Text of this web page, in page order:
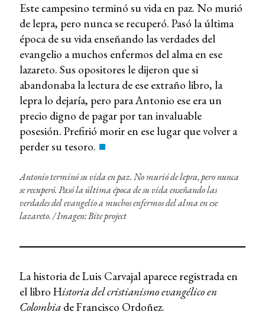
Este campesino terminó su vida en paz. No murió
de lepra, pero nunca se recuperó. Pasó la última
época de su vida enseñando las verdades del
evangelio a muchos enfermos del alma en ese
lazareto. Sus opositores le dijeron que si
abandonaba la lectura de ese extraño libro, la
lepra lo dejaría, pero para Antonio ese era un
precio digno de pagar por tan invaluable
posesión. Prefirió morir en ese lugar que volver a
perder su tesoro.
Antonio terminó su vida en paz. No murió de lepra, pero nunca
se recuperó. Pasó la última época de su vida enseñando las
verdades del evangelio a muchos enfermos del alma en ese
lazareto. /Imagen: Bite project
La historia de Luis Carvajal aparece registrada en
el libro Historia del cristianismo evangélico en
Colombiade Francisco Ordoñez.